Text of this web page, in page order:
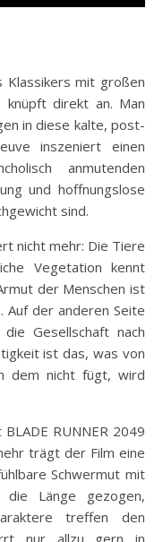
Klassikers mit großen
knüpft direkt an. Man
in diese kalte, post-
inszeniert einen
anmutenden
und hoffnungslose
sind.
nicht mehr: Die Tiere
Vegetation kennt
der Menschen ist
Auf der anderen Seite
Gesellschaft nach
ist das, was von
dem nicht fügt, wird
RUNNER 2049
trägt der Film eine
Schwermut mit
die Länge gezogen,
treffen den
nur allzu gern in